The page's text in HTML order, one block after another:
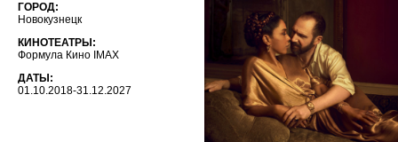
ГОРОД:
Новокузнецк
КИНОТЕАТРЫ:
Формула Кино IMAX
ДАТЫ:
01.10.2018-31.12.2027